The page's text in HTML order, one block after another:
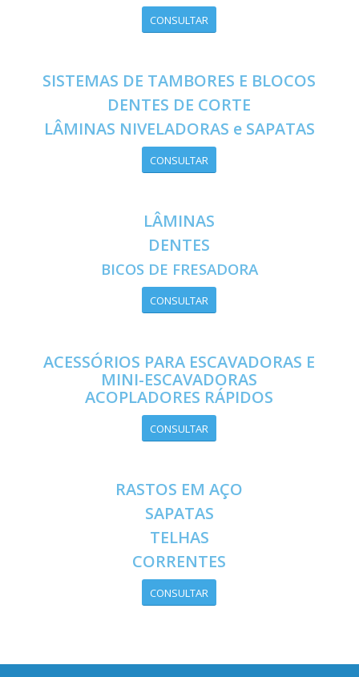
CONSULTAR
SISTEMAS DE TAMBORES E BLOCOS
DENTES DE CORTE
LÂMINAS NIVELADORAS e SAPATAS
CONSULTAR
LÂMINAS
DENTES
BICOS DE FRESADORA
CONSULTAR
ACESSÓRIOS PARA ESCAVADORAS E
MINI-ESCAVADORAS
ACOPLADORES RÁPIDOS
CONSULTAR
RASTOS EM AÇO
SAPATAS
TELHAS
CORRENTES
CONSULTAR